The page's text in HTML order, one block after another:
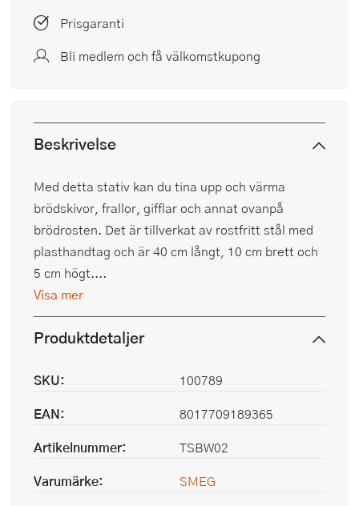
Prisgaranti
Bli medlem och få välkomstkupong
Beskrivelse
Med detta stativ kan du tina upp och värma
brödskivor, frallor, gifflar och annat ovanpå
brödrosten. Det är tillverkat av rostfritt stål med
plasthandtag och är 40 cm långt, 10 cm brett och
5 cm högt....
Visa mer
Produktdetaljer
SKU:
100789
EAN:
8017709189365
Artikelnummer:
TSBW02
Varumärke:
SMEG